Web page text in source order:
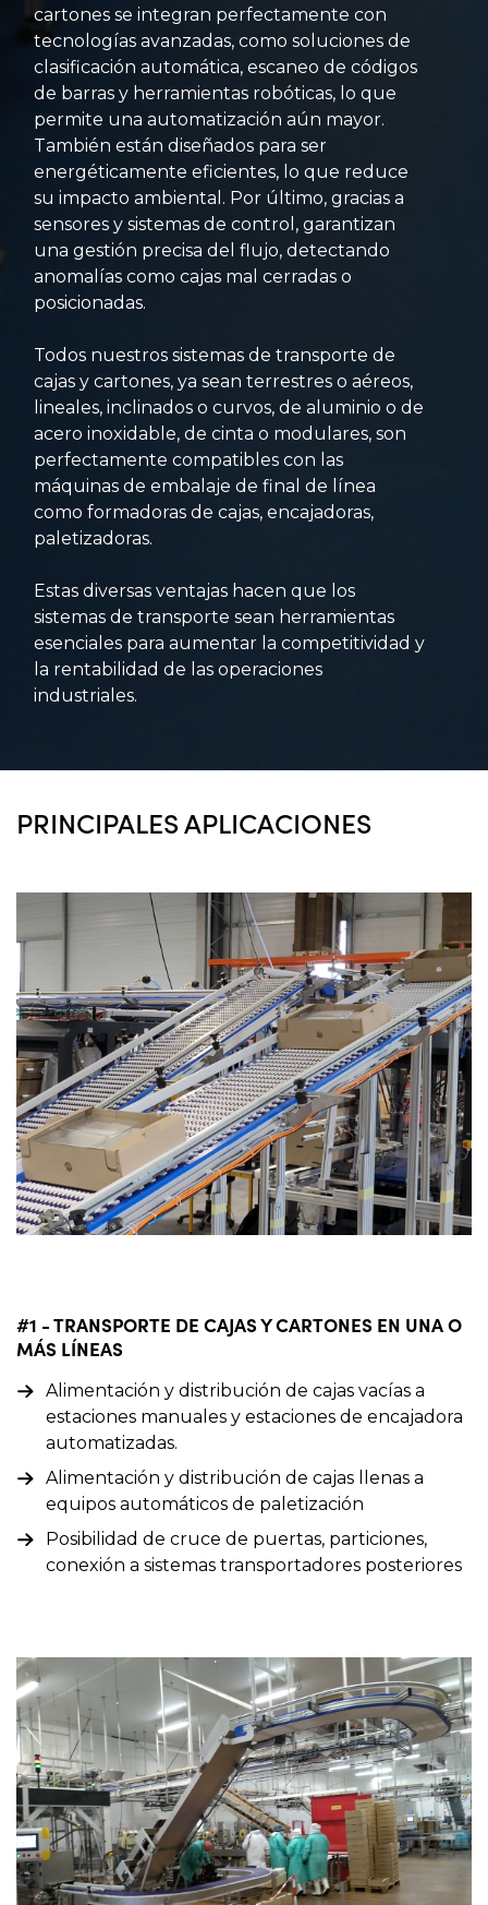
cartones se integran perfectamente con
tecnologías avanzadas, como soluciones de
clasificación automática, escaneo de códigos
de barras y herramientas robóticas, lo que
permite una automatización aún mayor.
También están diseñados para ser
energéticamente eficientes, lo que reduce
su impacto ambiental. Por último, gracias a
sensores y sistemas de control, garantizan
una gestión precisa del flujo, detectando
anomalías como cajas mal cerradas o
posicionadas.
Todos nuestros sistemas de transporte de
cajas y cartones, ya sean terrestres o aéreos,
lineales, inclinados o curvos, de aluminio o de
acero inoxidable, de cinta o modulares, son
perfectamente compatibles con las
máquinas de embalaje de final de línea
como formadoras de cajas, encajadoras,
paletizadoras.
Estas diversas ventajas hacen que los
sistemas de transporte sean herramientas
esenciales para aumentar la competitividad y
la rentabilidad de las operaciones
industriales.
PRINCIPALES APLICACIONES
#1 - TRANSPORTE DE CAJAS Y CARTONES EN UNA O
MÁS LÍNEAS
Alimentación y distribución de cajas vacías a
estaciones manuales y estaciones de encajadora
automatizadas.
Alimentación y distribución de cajas llenas a
equipos automáticos de paletización
Posibilidad de cruce de puertas, particiones,
conexión a sistemas transportadores posteriores